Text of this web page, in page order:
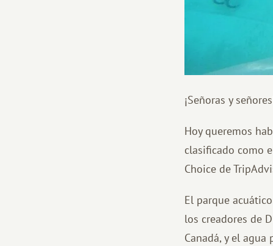
¡Señoras y
Hoy queremos
clasificado como
Choice de
El parque
los creadores de
Canadá, y el